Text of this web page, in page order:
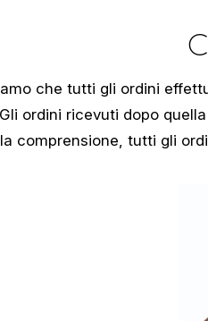
che tutti gli ordini
Gli ordini ricevuti dopo
comprensione, tutti gli